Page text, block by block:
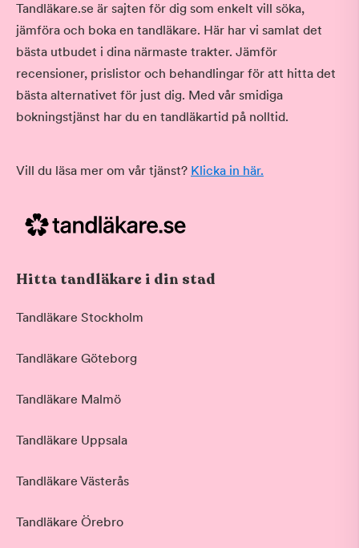
Tandläkare.se är sajten för dig som enkelt vill söka,
jämföra och boka en tandläkare. Här har vi samlat det
bästa utbudet i dina närmaste trakter. Jämför
recensioner, prislistor och behandlingar för att hitta det
bästa alternativet för just dig. Med vår smidiga
bokningstjänst har du en tandläkartid på nolltid.
Vill du läsa mer om vår tjänst? Klicka in här.
Hitta tandläkare i din stad
Tandläkare Stockholm
Tandläkare Göteborg
Tandläkare Malmö
Tandläkare Uppsala
Tandläkare Västerås
Tandläkare Örebro